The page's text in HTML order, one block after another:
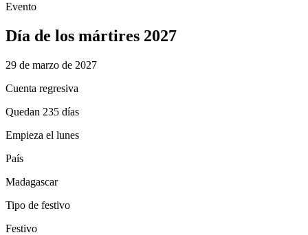
Evento
Día de los mártires 2027
29 de marzo de 2027
Cuenta regresiva
Quedan 235 días
Empieza el lunes
País
Madagascar
Tipo de festivo
Festivo